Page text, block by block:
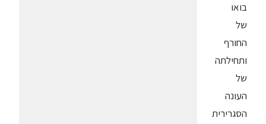
בואו
של
החורף
ותחילתה
של
העונה
הסגרירית